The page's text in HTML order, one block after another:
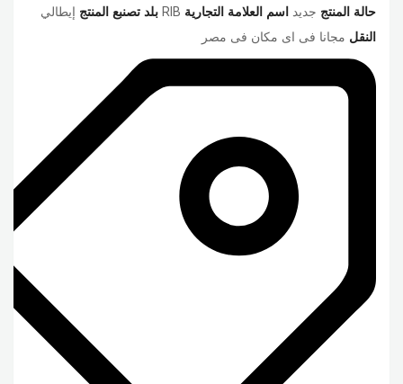
حالة المنتج جديد اسم العلامة التجارية RIB بلد تصنبع المنتج إيطالي
النقل مجانا فى اى مكان فى مصر